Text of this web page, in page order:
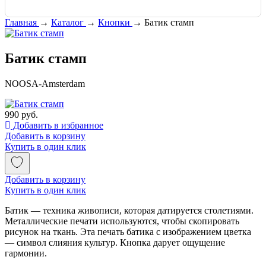
Главная → Каталог → Кнопки → Батик стамп
Батик стамп
NOOSA-Amsterdam
990 руб.
Добавить в избранное
Добавить в корзину
Купить в один клик
Добавить в корзину
Купить в один клик
Батик — техника живописи, которая датируется столетиями.
Металлические печати используются, чтобы скопировать
рисунок на ткань. Эта печать батика с изображением цветка
— символ слияния культур. Кнопка дарует ощущение
гармонии.